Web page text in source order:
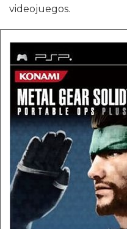
videojuegos.